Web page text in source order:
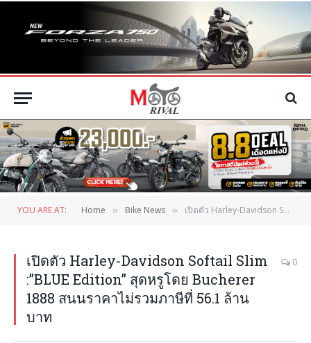
YOU ARE AT: Home » Bike News » เปิดตัว Harley-Davidson Softail Slim :”BLUE Edition” สุดหรูโดย Bucherer 1888 สนนราคาไม่รวมภาษีที่ 56.1 ล้านบาท
เปิดตัว Harley-Davidson Softail Slim
:”BLUE Edition” สุดหรูโดย Bucherer
1888 สนนราคาไม่รวมภาษีที่ 56.1 ล้าน
บาท
0